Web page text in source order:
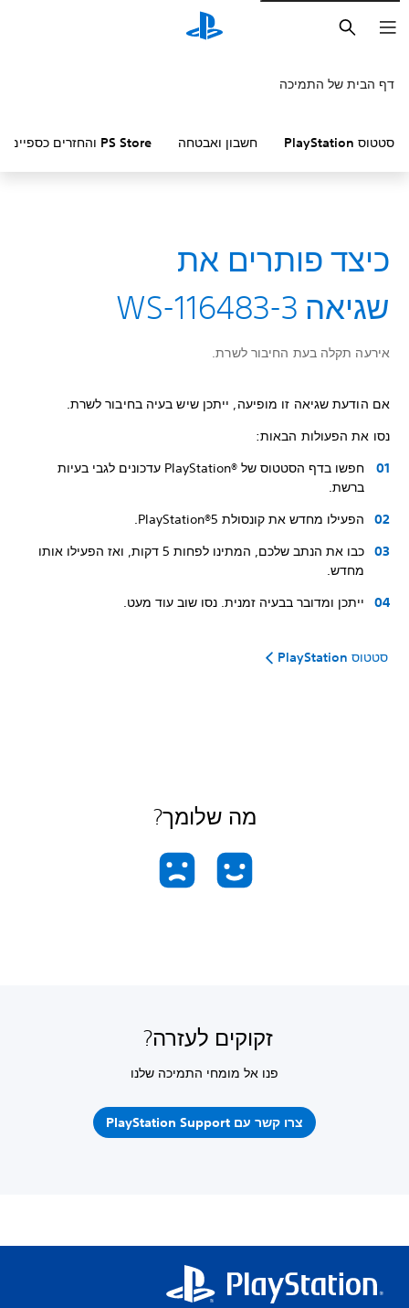
חיפוש
דף הבית של התמיכה
סטטוס PlayStation חשבון ואבטחה PS Store והחזרים כספיים
כיצד פותרים את
שגיאה WS-116483-3
אירעה תקלה בעת החיבור לשרת.
אם הודעת שגיאה זו מופיעה, ייתכן שיש בעיה בחיבור לשרת.
נסו את הפעולות הבאות:
חפשו בדף הסטטוס של PlayStation®‎ עדכונים לגבי בעיות
ברשת.
הפעילו מחדש את קונסולת PlayStation®5‏.
כבו את הנתב שלכם, המתינו לפחות 5 דקות, ואז הפעילו אותו
מחדש.
ייתכן ומדובר בבעיה זמנית. נסו שוב עוד מעט.
סטטוס PlayStation
מה שלומך?
זקוקים לעזרה?
פנו אל מומחי התמיכה שלנו
צרו קשר עם PlayStation Support